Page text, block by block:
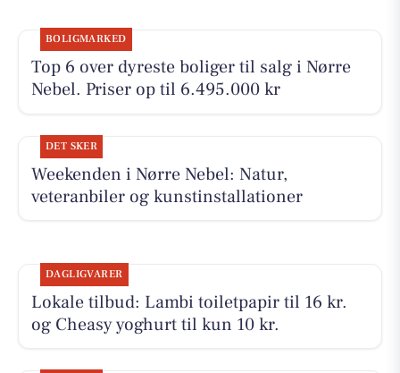
BOLIGMARKED
Top 6 over dyreste boliger til salg i Nørre
Nebel. Priser op til 6.495.000 kr
DET SKER
Weekenden i Nørre Nebel: Natur,
veteranbiler og kunstinstallationer
DAGLIGVARER
Lokale tilbud: Lambi toiletpapir til 16 kr.
og Cheasy yoghurt til kun 10 kr.